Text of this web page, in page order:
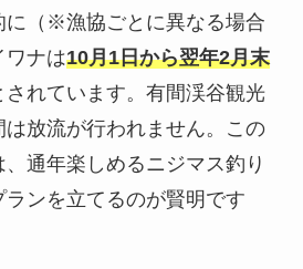
に（※漁協ごとに異なる場合
ワナは10月1日から翌年2月末
されています。有間渓谷観光
放流が行われません。この
通年楽しめるニジマス釣り
ンを立てるのが賢明です